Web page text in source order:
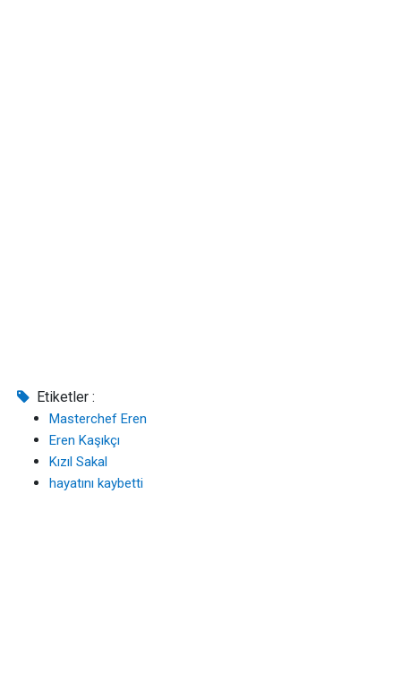
Etiketler :
Masterchef Eren
Eren Kaşıkçı
Kızıl Sakal
hayatını kaybetti